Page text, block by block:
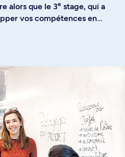
alors que le 3e stage, qui a
vos compétences en
se déroule au secondaire.
de faire votre choix du
à :
sont véhiculées dans cette
propres à la discipline
et au domaine de l'éducation
et les savoir-être d'un
professionnelle de l'activité